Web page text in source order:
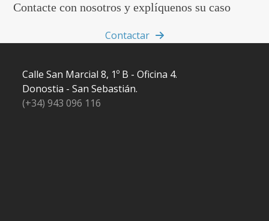
Contacte con nosotros y explíquenos su caso
Contactar
Calle San Marcial 8, 1º B - Oficina 4.
Donostia - San Sebastián.
(+34) 943 096 116